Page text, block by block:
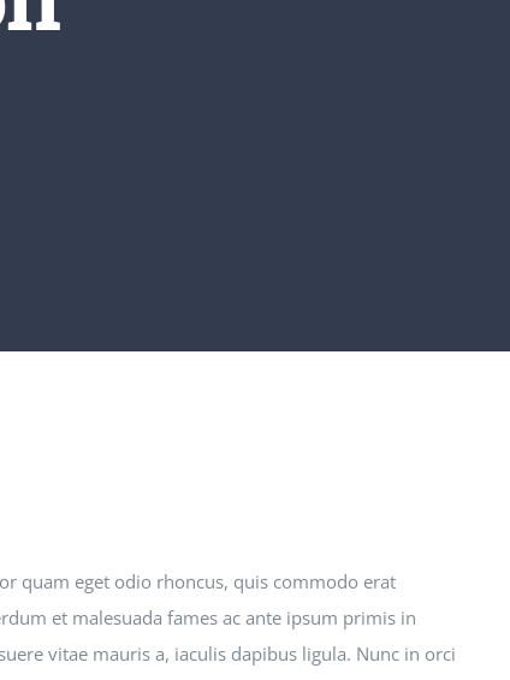
quam eget odio rhoncus, quis commodo erat
et malesuada fames ac ante ipsum primis in
vitae mauris a, iaculis dapibus ligula. Nunc in orci